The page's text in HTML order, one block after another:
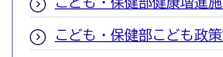
こども・保健部こども政